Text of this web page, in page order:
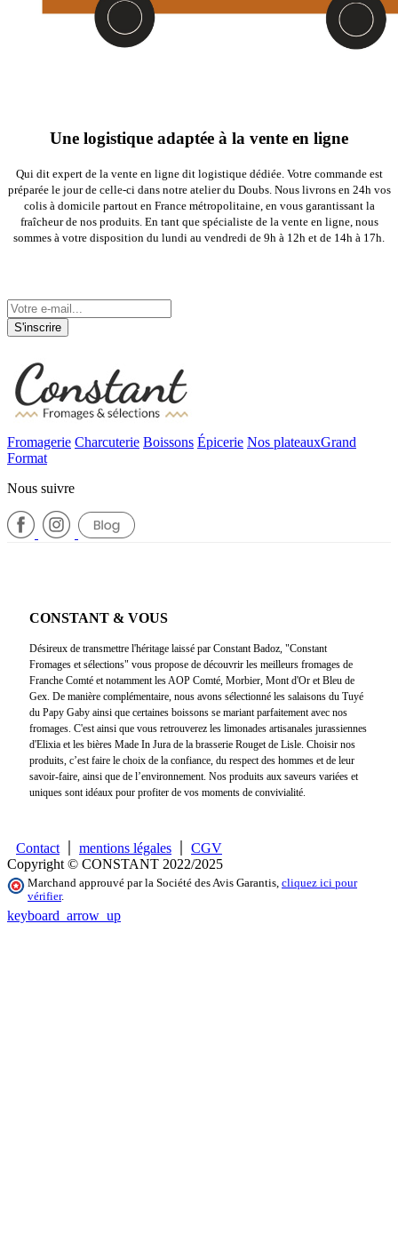
Une logistique adaptée à la vente en ligne
Qui dit expert de la vente en ligne dit logistique dédiée. Votre commande est
préparée le jour de celle-ci dans notre atelier du Doubs. Nous livrons en 24h vos
colis à domicile partout en France métropolitaine, en vous garantissant la
fraîcheur de nos produits. En tant que spécialiste de la vente en ligne, nous
sommes à votre disposition du lundi au vendredi de 9h à 12h et de 14h à 17h.
S'inscrire
Fromagerie Charcuterie Boissons Épicerie Nos plateauxGrand
Format
Nous suivre
CONSTANT & VOUS
Désireux de transmettre l'héritage laissé par Constant Badoz, "Constant
Fromages et sélections" vous propose de découvrir les meilleurs fromages de
Franche Comté et notamment les AOP Comté, Morbier, Mont d'Or et Bleu de
Gex. De manière complémentaire, nous avons sélectionné les salaisons du Tuyé
du Papy Gaby ainsi que certaines boissons se mariant parfaitement avec nos
fromages. C'est ainsi que vous retrouverez les limonades artisanales jurassiennes
d'Elixia et les bières Made In Jura de la brasserie Rouget de Lisle. Choisir nos
produits, c’est faire le choix de la confiance, du respect des hommes et de leur
savoir-faire, ainsi que de l’environnement. Nos produits aux saveurs variées et
uniques sont idéaux pour profiter de vos moments de convivialité.
Contact mentions légales
CGV
Copyright © CONSTANT 2022/2025
Marchand approuvé par la Société des Avis Garantis, cliquez ici pour
vérifier.
keyboard_arrow_up